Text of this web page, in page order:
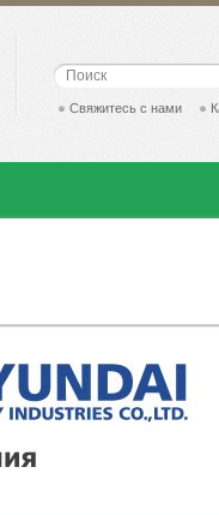
Поиск
Свяжитесь с нами